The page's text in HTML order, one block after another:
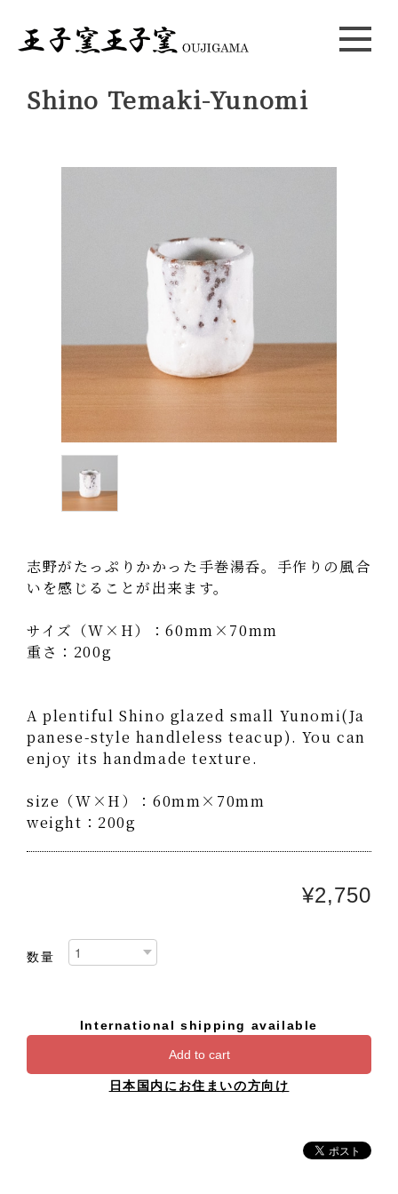
Shino Temaki-Yunomi
志野がたっぷりかかった手巻湯呑。手作りの風合
いを感じることが出来ます。
サイズ（W×H）：60mm×70mm
重さ：200g
A plentiful Shino glazed small Yunomi(Ja
panese-style handleless teacup). You can
enjoy its handmade texture.
size（W×H）：60mm×70mm
weight：200g
¥2,750
数量
International shipping available
Add to cart
日本国内にお住まいの方向け